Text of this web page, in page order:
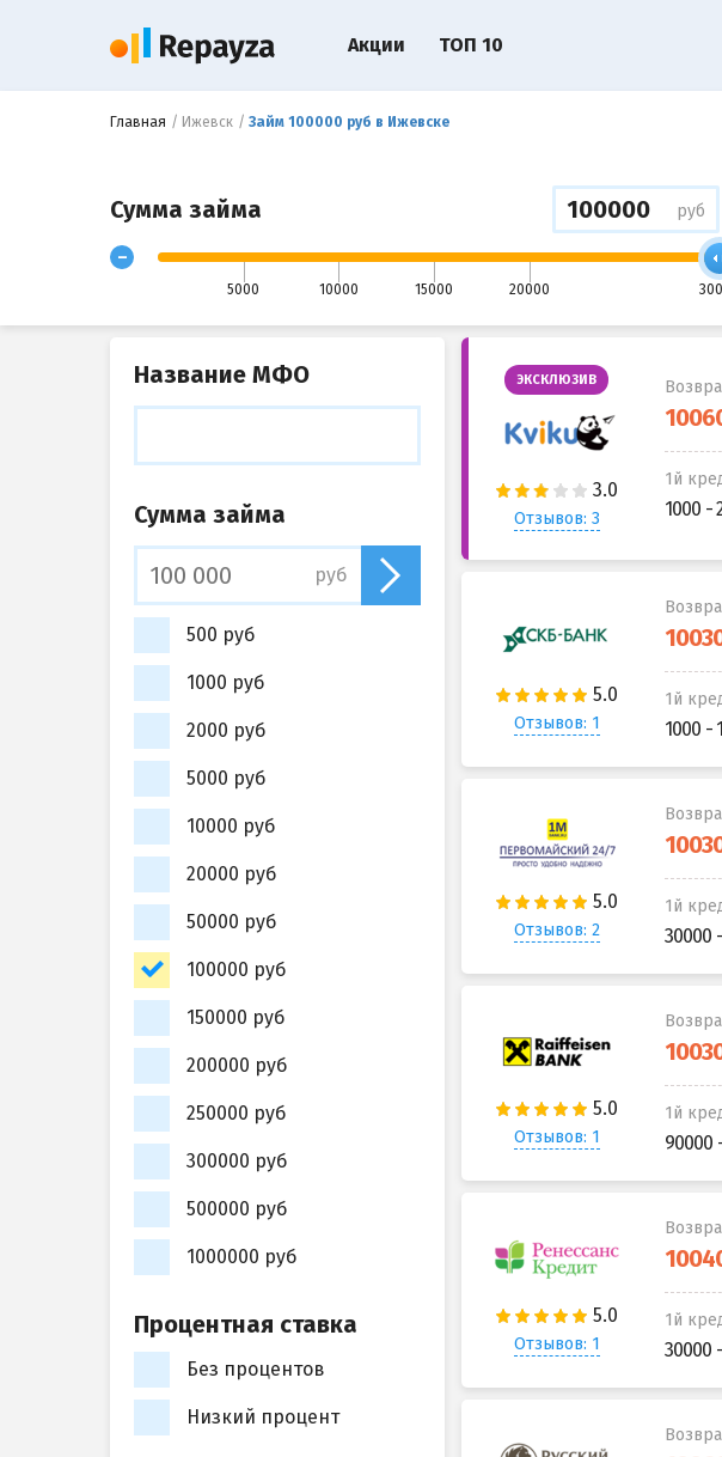
Главная Ижевск Займ 100000 руб в Ижевске
Сумма займа руб
-
5000 10000 15000 20000
ЭКСКЛЮЗИВ
Отзывов: 3
1й
1000 -
Отзывов: 1
1й
1000 -
Отзывов: 2
1й
30000
Отзывов: 1
1й
90000
Отзывов: 1
1й
30000
Название МФО
Сумма займа
руб
500 руб
1000 руб
2000 руб
5000 руб
10000 руб
20000 руб
50000 руб
100000 руб
150000 руб
200000 руб
250000 руб
300000 руб
500000 руб
1000000 руб
Процентная ставка
Без процентов
Низкий процент
Акции ТОП 10